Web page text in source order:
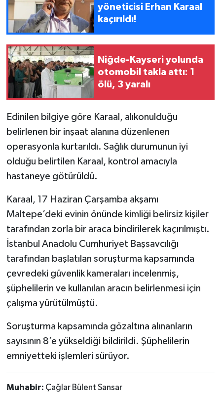
yöneticisi Erhan Karaal
kaçırıldı!
Niğde-Kayseri yolunda
otomobil takla attı: 1
ölü, 3 yaralı
Edinilen bilgiye göre Karaal, alıkonulduğu
belirlenen bir inşaat alanına düzenlenen
operasyonla kurtarıldı. Sağlık durumunun iyi
olduğu belirtilen Karaal, kontrol amacıyla
hastaneye götürüldü.
Karaal, 17 Haziran Çarşamba akşamı
Maltepe’deki evinin önünde kimliği belirsiz kişiler
tarafından zorla bir araca bindirilerek kaçırılmıştı.
İstanbul Anadolu Cumhuriyet Başsavcılığı
tarafından başlatılan soruşturma kapsamında
çevredeki güvenlik kameraları incelenmiş,
şüphelilerin ve kullanılan aracın belirlenmesi için
çalışma yürütülmüştü.
Soruşturma kapsamında gözaltına alınanların
sayısının 8’e yükseldiği bildirildi. Şüphelilerin
emniyetteki işlemleri sürüyor.
Muhabir: Çağlar Bülent Sansar